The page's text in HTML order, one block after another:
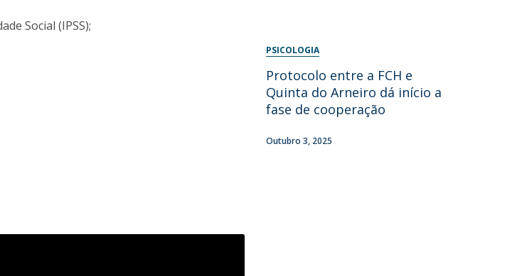
Social (IPSS);
PSICOLOGIA
Protocolo entre a FCH e
Quinta do Arneiro dá início a
fase de cooperação
Outubro 3, 2025